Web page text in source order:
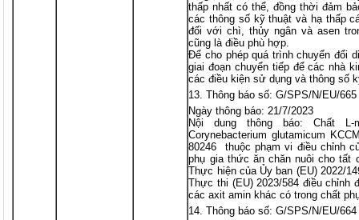
thấp nhất có thể, đồng thời đảm
các thông số kỹ thuật và hạ thấp
đối với chì, thủy ngân và asen
cũng là điều phù hợp.
Để cho phép quá trình chuyển đổi
giai đoạn chuyển tiếp để các nhà
các điều kiện sử dụng và thông số
Thông báo số: G/SPS/N/EU/665
Ngày thông báo: 21/7/2023
Nội dung thông báo: Chất
Corynebacterium glutamicum
80246 thuộc phạm vi điều chỉnh
phụ gia thức ăn chăn nuôi cho tất
Thực hiện của Ủy ban (EU) 2022/
Thực thi (EU) 2023/584 điều chỉnh
các axit amin khác có trong chất
Thông báo số: G/SPS/N/EU/664